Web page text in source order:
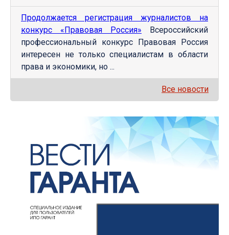
Продолжается регистрация журналистов на
конкурс «Правовая Россия» Всероссийский
профессиональный конкурс Правовая Россия
интересен не только специалистам в области
права и экономики, но ...
Все новости